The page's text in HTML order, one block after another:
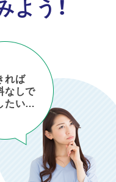
う！
れば
なしで
たい…
海外株式
ら探す
積立
（とむとむ投信）